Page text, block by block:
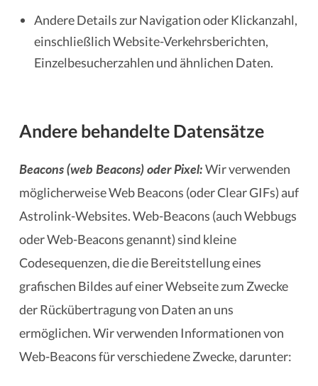
Andere Details zur Navigation oder Klickanzahl,
einschließlich Website-Verkehrsberichten,
Einzelbesucherzahlen und ähnlichen Daten.
Andere behandelte Datensätze
Beacons (web Beacons) oder Pixel:Wir verwenden
möglicherweise Web Beacons (oder Clear GIFs) auf
Astrolink-Websites. Web-Beacons (auch Webbugs
oder Web-Beacons genannt) sind kleine
Codesequenzen, die die Bereitstellung eines
grafischen Bildes auf einer Webseite zum Zwecke
der Rückübertragung von Daten an uns
ermöglichen. Wir verwenden Informationen von
Web-Beacons für verschiedene Zwecke, darunter: